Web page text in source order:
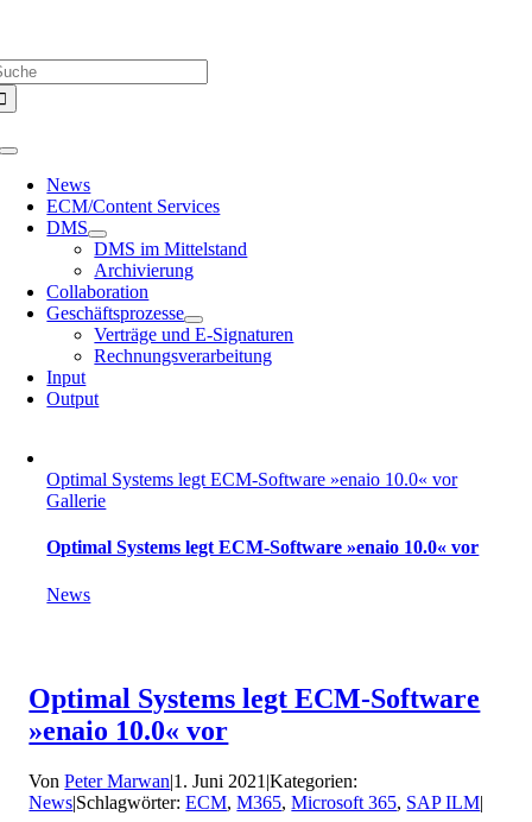
springen
Toggle
Navigation
News
ECM/Content Services
DMS
DMS im Mittelstand
Archivierung
Collaboration
Geschäftsprozesse
Verträge und E-Signaturen
Rechnungsverarbeitung
Input
Output
Optimal Systems legt ECM-Software »enaio 10.0« vor
Gallerie
Optimal Systems legt ECM-Software »enaio 10.0« vor
News
Optimal Systems legt ECM-Software
»enaio 10.0« vor
VonPeter Marwan|1. Juni 2021 |Kategorien:
News|Schlagwörter:ECM,M365,Microsoft 365, SAP ILM|